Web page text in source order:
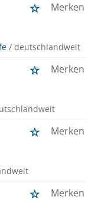
Merken
/ deutschlandweit
Merken
Merken
Merken